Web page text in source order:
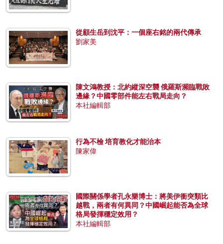
從顧生岳到沈平：一個座右銘的兩代傳承
劉家美
陳文鴻教授：北約縱深空襲 俄羅斯瀕臨戰敗
邊緣？中國零部件能左右戰局走向？
本社編輯部
行為不檢 培育教化才能治本
陳家偉
國際關係學者孔永樂博士：將美伊衝突類比
越戰，兩者有何異同？中國崛起能否為全球
格局發揮穩定效用？
本社編輯部